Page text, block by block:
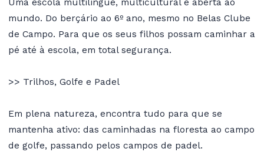
mundo. Do berçário ao 6º ano, mesmo no Belas Clube
de Campo. Para que os seus filhos possam caminhar a
pé até à escola, em total segurança.
>> Trilhos, Golfe e Padel
Em plena natureza, encontra tudo para que se
mantenha ativo: das caminhadas na floresta ao campo
de golfe, passando pelos campos de padel.